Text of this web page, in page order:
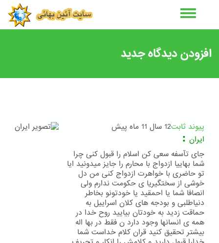
افزودن دیدگاه جدید
پیوند ثابت12 سال 11 ماه پیش
ایران :
جای تآسفه سعی کن اسلام را قبول کنی چرا
شما بهاییا ازدواج با محارم را جایز میدونید ایا
تو حاضری با خواهرت ازدواج کنی من دل
خوشی از سختگیریا ی حکومت ندارم ولی
انصافا شما یا احمقید یا خودتونو بخاطر
دنیاطلبی و بودجه های کلان اسراییل به
حماقت زدید به خودتان بیایید روح خدا در
همه ی انسانها وجود دارد ن فقط در بها اله
بیشتر تحقیق کنید قران کلام خداست شما